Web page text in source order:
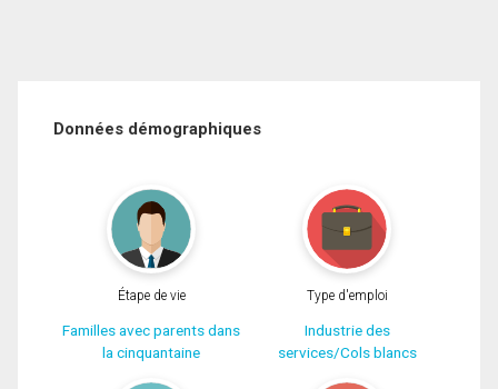
Données démographiques
Étape de vie
Familles avec parents dans
la cinquantaine
Type d'emploi
Industrie des
services/Cols blancs